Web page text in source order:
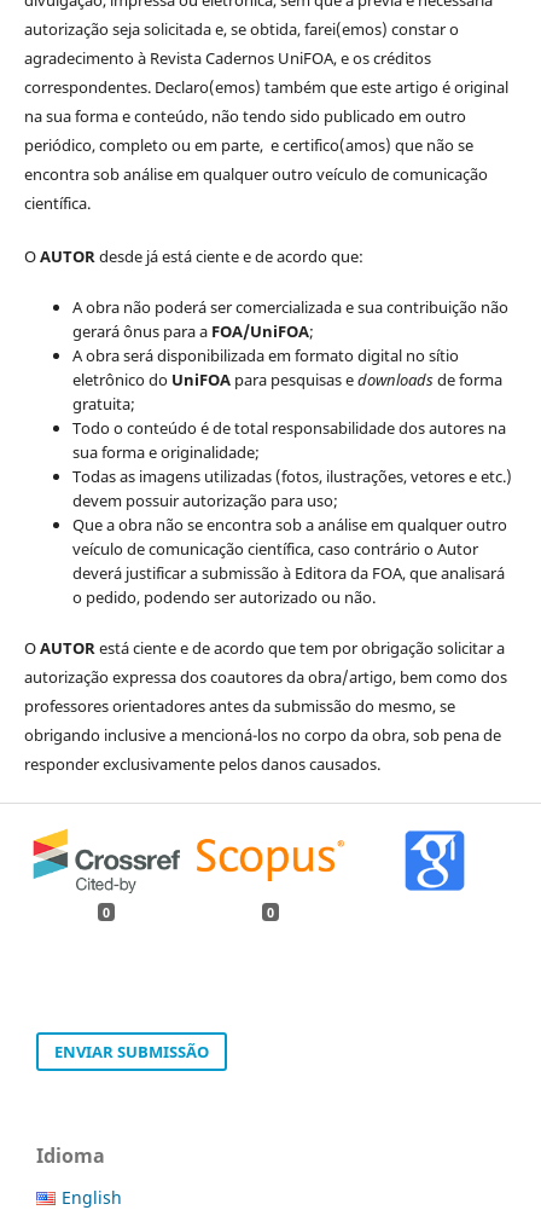
autorização seja solicitada e, se obtida, farei(emos) constar o
agradecimento à Revista Cadernos UniFOA, e os créditos
correspondentes. Declaro(emos) também que este artigo é original
na sua forma e conteúdo, não tendo sido publicado em outro
periódico, completo ou em parte, e certifico(amos) que não se
encontra sob análise em qualquer outro veículo de comunicação
científica.
OAUTORdesde já está ciente e de acordo que:
A obra não poderá ser comercializada e sua contribuição não
gerará ônus para a FOA/UniFOA;
A obra será disponibilizada em formato digital no sítio
eletrônico do UniFOApara pesquisas edownloadsde forma
gratuita;
Todo o conteúdo é de total responsabilidade dos autores na
sua forma e originalidade;
Todas as imagens utilizadas (fotos, ilustrações, vetores e etc.)
devem possuir autorização para uso;
Que a obra não se encontra sob a análise em qualquer outro
veículo de comunicação científica, caso contrário o Autor
deverá justificar a submissão à Editora da FOA, que analisará
o pedido, podendo ser autorizado ou não.
OAUTORestá ciente e de acordo que tem por obrigação solicitar a
autorização expressa dos coautores da obra/artigo, bem como dos
professores orientadores antes da submissão do mesmo, se
obrigando inclusive a mencioná-los no corpo da obra, sob pena de
responder exclusivamente pelos danos causados.
0 0
ENVIAR SUBMISSÃO
Idioma
English